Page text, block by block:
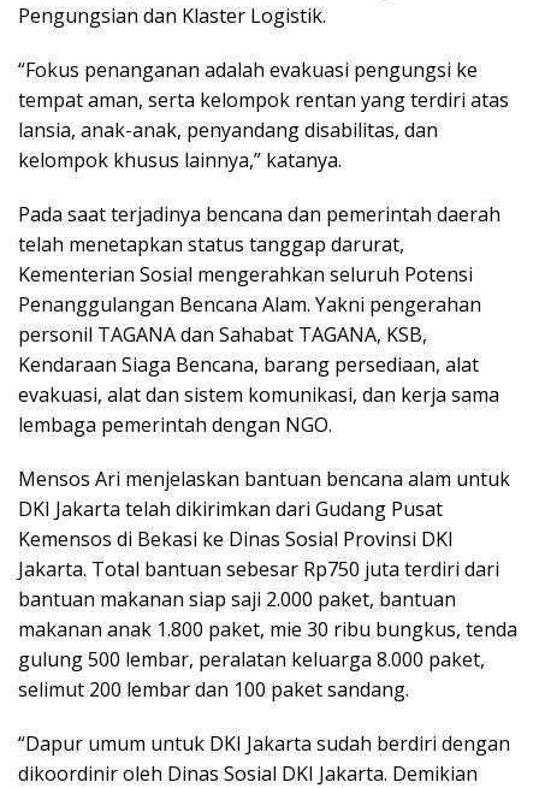
Pengungsian dan Klaster Logistik.
“Fokus penanganan adalah evakuasi pengungsi ke
tempat aman, serta kelompok rentan yang terdiri atas
lansia, anak-anak, penyandang disabilitas, dan
kelompok khusus lainnya,” katanya.
Pada saat terjadinya bencana dan pemerintah daerah
telah menetapkan status tanggap darurat,
Kementerian Sosial mengerahkan seluruh Potensi
Penanggulangan Bencana Alam. Yakni pengerahan
personil TAGANA dan Sahabat TAGANA, KSB,
Kendaraan Siaga Bencana, barang persediaan, alat
evakuasi, alat dan sistem komunikasi, dan kerja sama
lembaga pemerintah dengan NGO.
Mensos Ari menjelaskan bantuan bencana alam untuk
DKI Jakarta telah dikirimkan dari Gudang Pusat
Kemensos di Bekasi ke Dinas Sosial Provinsi DKI
Jakarta. Total bantuan sebesar Rp750 juta terdiri dari
bantuan makanan siap saji 2.000 paket, bantuan
makanan anak 1.800 paket, mie 30 ribu bungkus, tenda
gulung 500 lembar, peralatan keluarga 8.000 paket,
selimut 200 lembar dan 100 paket sandang.
“Dapur umum untuk DKI Jakarta sudah berdiri dengan
dikoordinir oleh Dinas Sosial DKI Jakarta. Demikian